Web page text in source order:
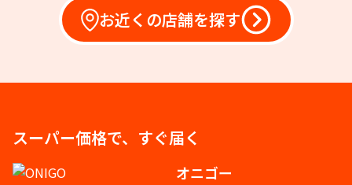
お近くの店舗を探す
スーパー価格で、すぐ届く
オニゴー